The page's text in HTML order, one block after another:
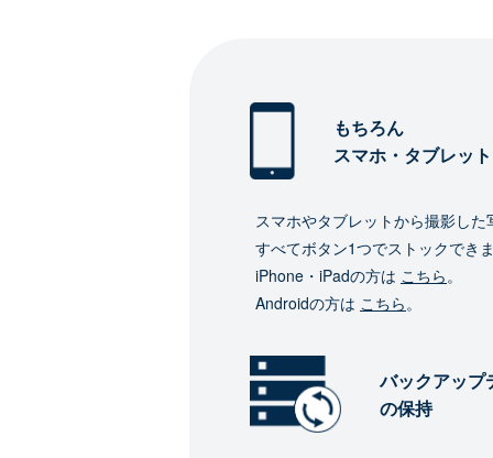
もちろん
スマホ・タブレッ
スマホやタブレットから撮影した
すべてボタン1つでストックでき
iPhone・iPadの方は こちら。
Androidの方は こちら。
バックアップ
の保持